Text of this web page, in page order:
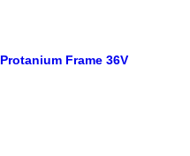
Protanium Frame 36V